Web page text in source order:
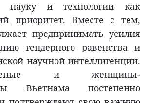
науку и технологии как
приоритет. Вместе с тем,
предпринимать усилия
гендерного равенства и
научной интеллигенции.
ученые и женщины-
Вьетнама постепенно